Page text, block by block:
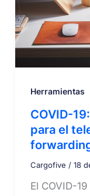
Herramientas
COVID-
para el
Cargofive / 18
El COVID-